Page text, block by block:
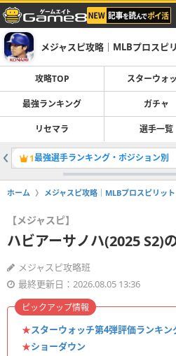
メジャスピ攻略｜MLBプロスピ
攻略TOP スターウォ
最強ランキング ガチャ
リセマラ 選手一覧
1最強選手ランキング・ポジション別
ホーム メジャスピ攻略｜MLBプロスピリット
【メジャスピ】
ハビアーサノハ(2025 S2)
メジャスピ攻略班
最終更新日：2026.08.05 13:36
★スターウォッチ第4弾評価ランキン
★ショーダウン
ピックアップ情報